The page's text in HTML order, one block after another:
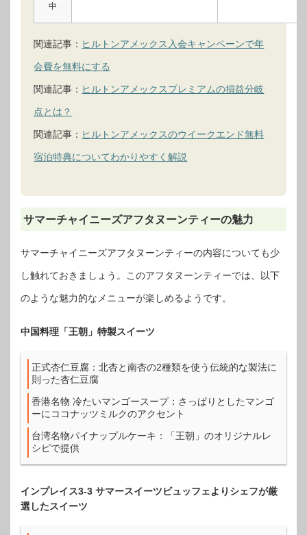
中
関連記事： ヒルトンアメックス入会キャンペーンで年
会費を無料にする
関連記事： ヒルトンアメックスプレミアムの損益分岐
点とは？
関連記事： ヒルトンアメックスのウイークエンド無料
宿泊特典についてわかりやすく解説
サマーチャイニーズアフタヌーンティーの魅力
サマーチャイニーズアフタヌーンティーの内容についても少
し触れておきましょう。このアフタヌーンティーでは、以下
のような魅力的なメニューが楽しめるようです。
中国料理「王朝」特製スイーツ
正式杏仁豆腐：北杏と南杏の2種類を使う伝統的な製法に
則った杏仁豆腐
香港名物 冷たいマンゴースープ：さっぱりとしたマンゴ
ーにココナッツミルクのアクセント
台湾名物パイナップルケーキ：「王朝」のオリジナルレ
シピで提供
インプレイス3-3 サマースイーツビュッフェよりシェフが厳
選したスイーツ